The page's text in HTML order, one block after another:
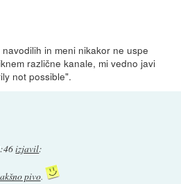
in meni nikakor ne uspe
različne kanale, mi vedno javi
not possible".
izjavil:
pivo.